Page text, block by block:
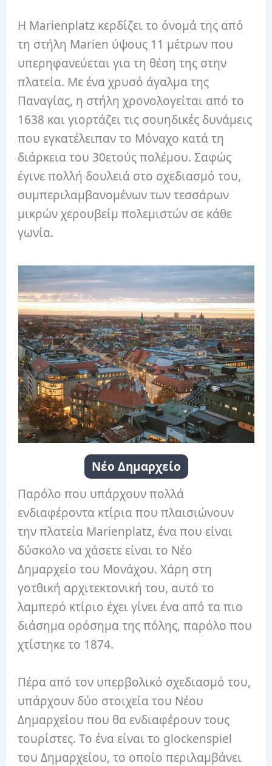
Η Marienplatz κερδίζει το όνομά της από
τη στήλη Marien ύψους 11 μέτρων που
υπερηφανεύεται για τη θέση της στην
πλατεία. Με ένα χρυσό άγαλμα της
Παναγίας, η στήλη χρονολογείται από το
1638 και γιορτάζει τις σουηδικές δυνάμεις
που εγκατέλειπαν το Μόναχο κατά τη
διάρκεια του 30ετούς πολέμου. Σαφώς
έγινε πολλή δουλειά στο σχεδιασμό του,
συμπεριλαμβανομένων των τεσσάρων
μικρών χερουβείμ πολεμιστών σε κάθε
γωνία.
Νέο Δημαρχείο
Παρόλο που υπάρχουν πολλά
ενδιαφέροντα κτίρια που πλαισιώνουν
την πλατεία Marienplatz, ένα που είναι
δύσκολο να χάσετε είναι το Νέο
Δημαρχείο του Μονάχου. Χάρη στη
γοτθική αρχιτεκτονική του, αυτό το
λαμπερό κτίριο έχει γίνει ένα από τα πιο
διάσημα ορόσημα της πόλης, παρόλο που
χτίστηκε το 1874.
Πέρα από τον υπερβολικό σχεδιασμό του,
υπάρχουν δύο στοιχεία του Νέου
Δημαρχείου που θα ενδιαφέρουν τους
τουρίστες. Το ένα είναι το glockenspiel
του Δημαρχείου, το οποίο περιλαμβάνει